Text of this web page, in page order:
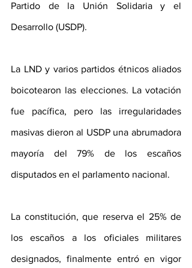
Partido de la Unión Solidaria y el
Desarrollo (USDP).
La LND y varios partidos étnicos aliados
boicotearon las elecciones. La votación
fue pacífica, pero las irregularidades
masivas dieron al USDP una abrumadora
mayoría del 79% de los escaños
disputados en el parlamento nacional.
La constitución, que reserva el 25% de
los escaños a los oficiales militares
designados, finalmente entró en vigor